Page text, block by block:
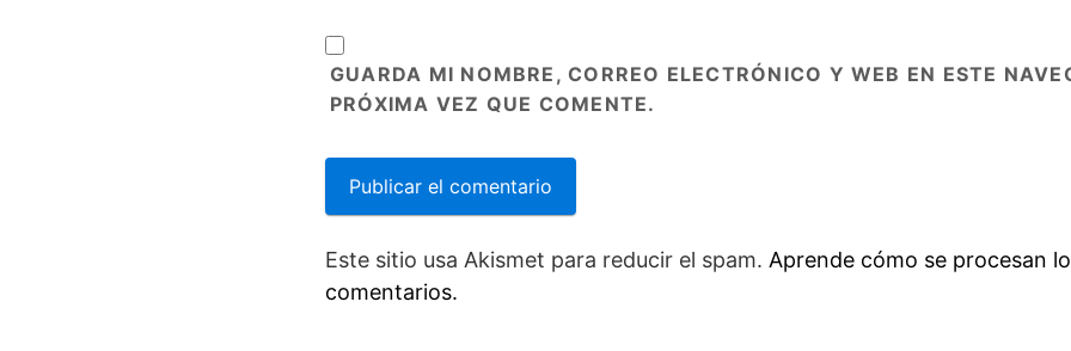
GUARDA MI NOMBRE, CORREO ELECTRÓNICO Y WEB EN ESTE
PRÓXIMA VEZ QUE COMENTE.
Este sitio usa Akismet para reducir el spam. Aprende cómo se procesan
comentarios.